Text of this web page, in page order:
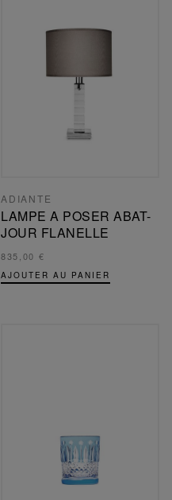
ADIANTE
LAMPE A POSER ABAT-
JOUR FLANELLE
835,00 €
AJOUTER AU PANIER